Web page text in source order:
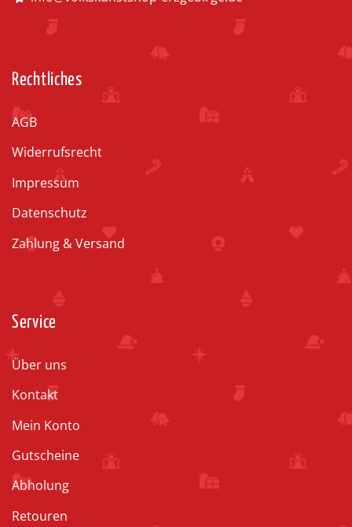
Rechtliches
AGB
Widerrufsrecht
Impressum
Datenschutz
Zahlung & Versand
Service
Über uns
Kontakt
Mein Konto
Gutscheine
Abholung
Retouren